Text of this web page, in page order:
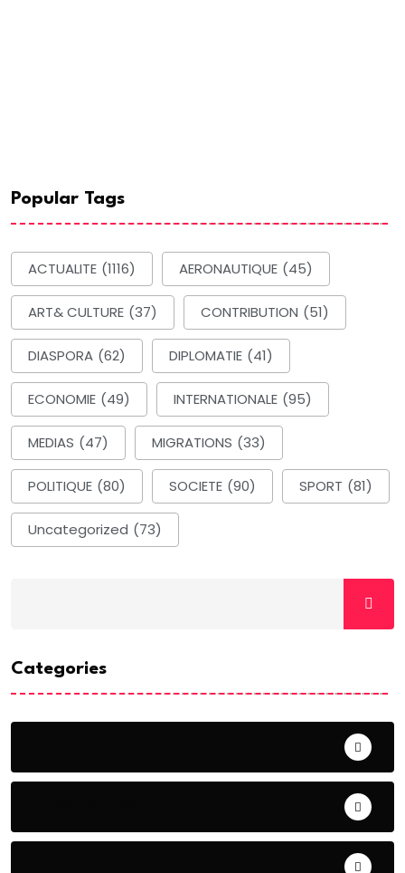
Popular Tags
ACTUALITE (1116) AERONAUTIQUE (45)
ART& CULTURE (37) CONTRIBUTION (51)
DIASPORA (62) DIPLOMATIE (41)
ECONOMIE (49) INTERNATIONALE (95)
MEDIAS (47) MIGRATIONS (33)
POLITIQUE (80) SOCIETE (90) SPORT (81)
Uncategorized (73)
Categories